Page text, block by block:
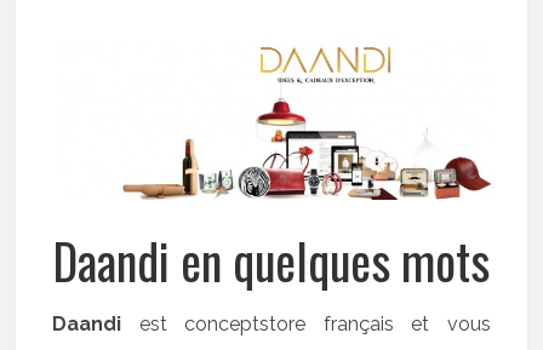
Daandi en quelques mots
Daandi est conceptstore français et vous